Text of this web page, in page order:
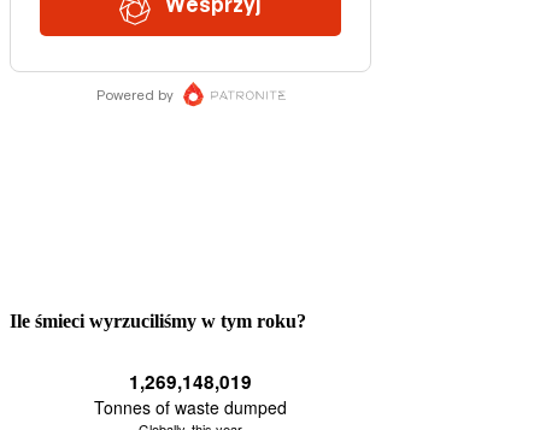
Ile śmieci wyrzuciliśmy w tym roku?